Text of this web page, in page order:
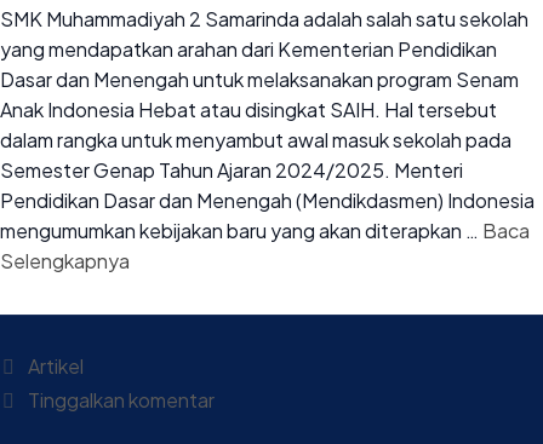
SMK Muhammadiyah 2 Samarinda adalah salah satu sekolah
yang mendapatkan arahan dari Kementerian Pendidikan
Dasar dan Menengah untuk melaksanakan program Senam
Anak Indonesia Hebat atau disingkat SAIH. Hal tersebut
dalam rangka untuk menyambut awal masuk sekolah pada
Semester Genap Tahun Ajaran 2024/2025. Menteri
Pendidikan Dasar dan Menengah (Mendikdasmen) Indonesia
mengumumkan kebijakan baru yang akan diterapkan … Baca
Selengkapnya
Artikel
Tinggalkan komentar